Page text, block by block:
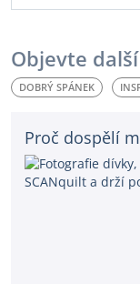
Objevte
DOBRÝ SPÁNEK
Proč dospělí